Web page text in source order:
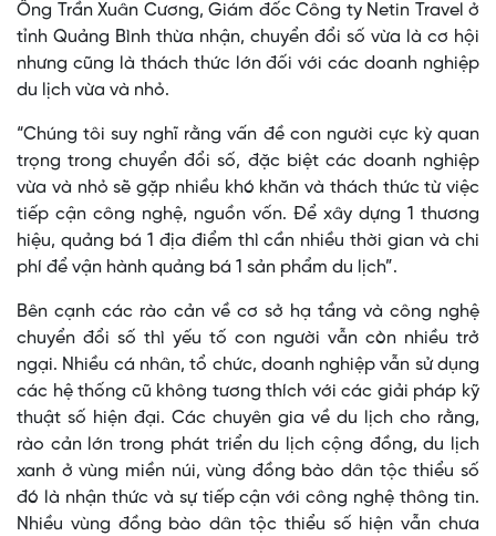
Ông Trần Xuân Cương, Giám đốc Công ty Netin Travel ở
tỉnh Quảng Bình thừa nhận, chuyển đổi số vừa là cơ hội
nhưng cũng là thách thức lớn đối với các doanh nghiệp
du lịch vừa và nhỏ.
“Chúng tôi suy nghĩ rằng vấn đề con người cực kỳ quan
trọng trong chuyển đổi số, đặc biệt các doanh nghiệp
vừa và nhỏ sẽ gặp nhiều khó khăn và thách thức từ việc
tiếp cận công nghệ, nguồn vốn. Để xây dựng 1 thương
hiệu, quảng bá 1 địa điểm thì cần nhiều thời gian và chi
phí để vận hành quảng bá 1 sản phẩm du lịch”.
Bên cạnh các rào cản về cơ sở hạ tầng và công nghệ
chuyển đổi số thì yếu tố con người vẫn còn nhiều trở
ngại. Nhiều cá nhân, tổ chức, doanh nghiệp vẫn sử dụng
các hệ thống cũ không tương thích với các giải pháp kỹ
thuật số hiện đại. Các chuyên gia về du lịch cho rằng,
rào cản lớn trong phát triển du lịch cộng đồng, du lịch
xanh ở vùng miền núi, vùng đồng bào dân tộc thiểu số
đó là nhận thức và sự tiếp cận với công nghệ thông tin.
Nhiều vùng đồng bào dân tộc thiểu số hiện vẫn chưa